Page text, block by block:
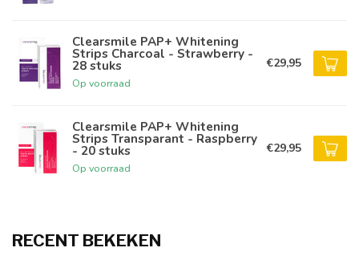
Clearsmile PAP+ Whitening
Strips Charcoal - Strawberry -
28 stuks
Op voorraad
€29,95
Clearsmile PAP+ Whitening
Strips Transparant - Raspberry
- 20 stuks
Op voorraad
€29,95
RECENT BEKEKEN